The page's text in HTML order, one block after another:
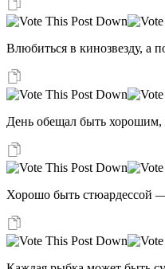
Влюбиться в кинозвезду, а
День обещал быть
Хорошо быть стюардессой